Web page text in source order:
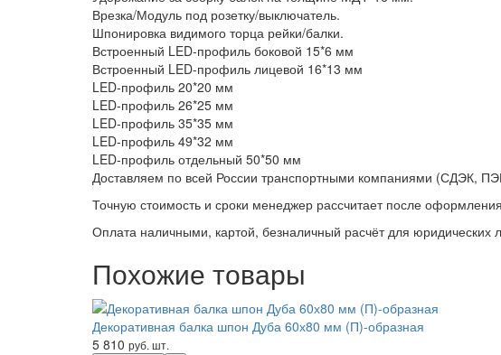
Врезка/Модуль под розетку/выключатель.
Шпонировка видимого торца рейки/балки.
Встроенный LED-профиль боковой 15*6 мм
Встроенный LED-профиль лицевой 16*13 мм
LED-профиль 20*20 мм
LED-профиль 26*25 мм
LED-профиль 35*35 мм
LED-профиль 49*32 мм
LED-профиль отдельный 50*50 мм
Доставляем по всей России транспортными компаниями (СДЭК,
Точную стоимость и сроки менеджер рассчитает после
Оплата наличными, картой, безналичный расчёт для юридических
Похожие товары
Декоративная балка шпон Дуба 60х80 мм (П)-образная
5 810 руб. шт.